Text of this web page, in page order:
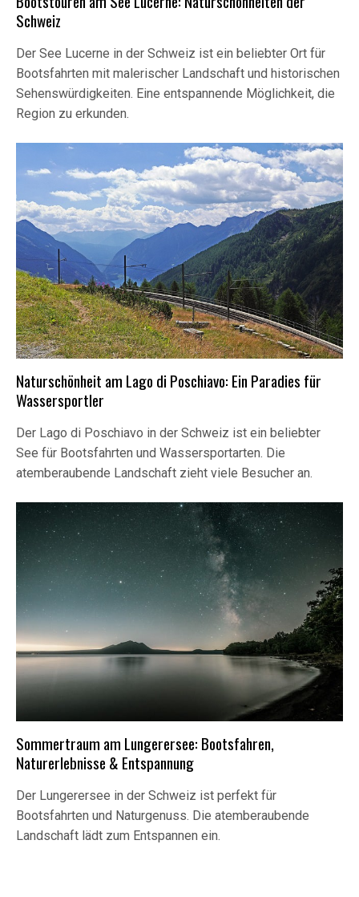
Schweiz
Der See Lucerne in der Schweiz ist ein beliebter Ort für
Bootsfahrten mit malerischer Landschaft und historischen
Sehenswürdigkeiten. Eine entspannende Möglichkeit, die
Region zu erkunden.
Naturschönheit am Lago di Poschiavo: Ein Paradies für
Wassersportler
Der Lago di Poschiavo in der Schweiz ist ein beliebter
See für Bootsfahrten und Wassersportarten. Die
atemberaubende Landschaft zieht viele Besucher an.
Sommertraum am Lungerersee: Bootsfahren,
Naturerlebnisse & Entspannung
Der Lungerersee in der Schweiz ist perfekt für
Bootsfahrten und Naturgenuss. Die atemberaubende
Landschaft lädt zum Entspannen ein.